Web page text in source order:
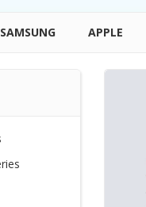
SAMSUNG APPLE